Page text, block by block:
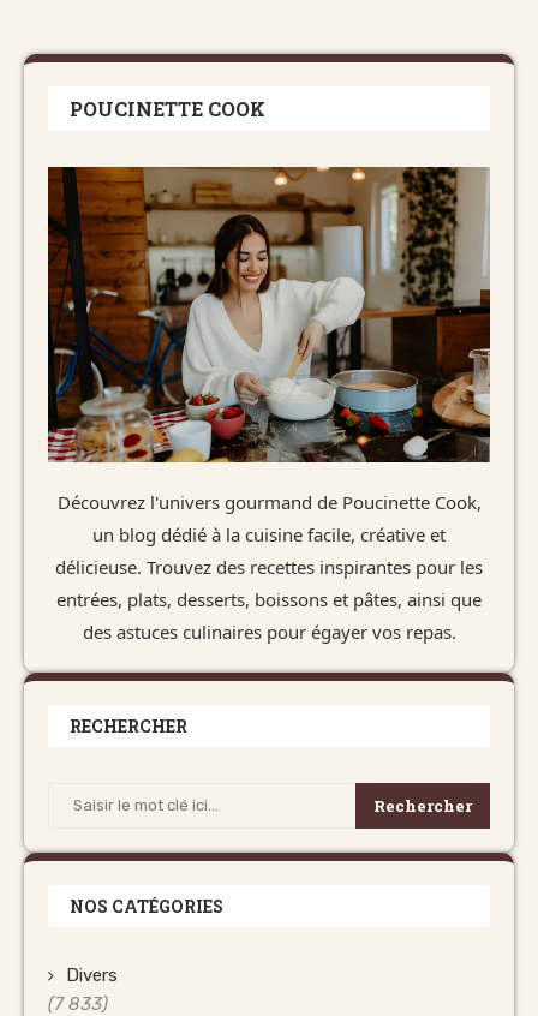
POUCINETTE COOK
Découvrez l'univers gourmand de Poucinette Cook,
un blog dédié à la cuisine facile, créative et
délicieuse. Trouvez des recettes inspirantes pour les
entrées, plats, desserts, boissons et pâtes, ainsi que
des astuces culinaires pour égayer vos repas.
RECHERCHER
Rechercher
NOS CATÉGORIES
Divers
(7 833)